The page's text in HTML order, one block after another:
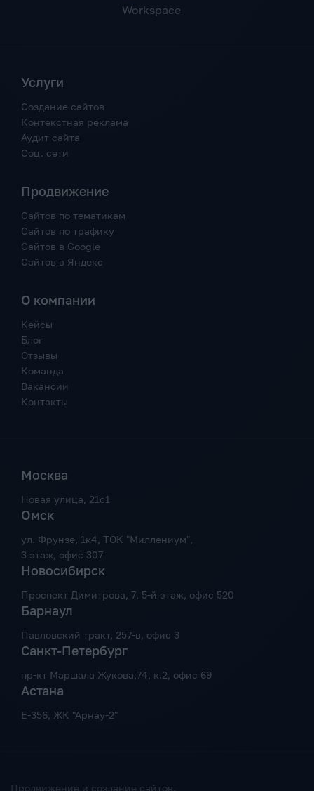
Услуги
Создание сайтов
Контекстная реклама
Аудит сайта
Соц. сети
Продвижение
Сайтов по тематикам
Сайтов по трафику
Сайтов в Google
Сайтов в Яндекс
О компании
Кейсы
Блог
Отзывы
Команда
Вакансии
Контакты
Москва
Новая улица, 21с1
Омск
ул. Фрунзе, 1к4, ТОК "Миллениум",
3 этаж, офис 307
Новосибирск
Проспект Димитрова, 7, 5-й этаж, офис 520
Барнаул
Павловский тракт, 257-в, офис 3
Санкт-Петербург
пр-кт Маршала Жукова,74, к.2, офис 69
Астана
Е-356, ЖК "Арнау-2"
Продвижение и создание сайтов.